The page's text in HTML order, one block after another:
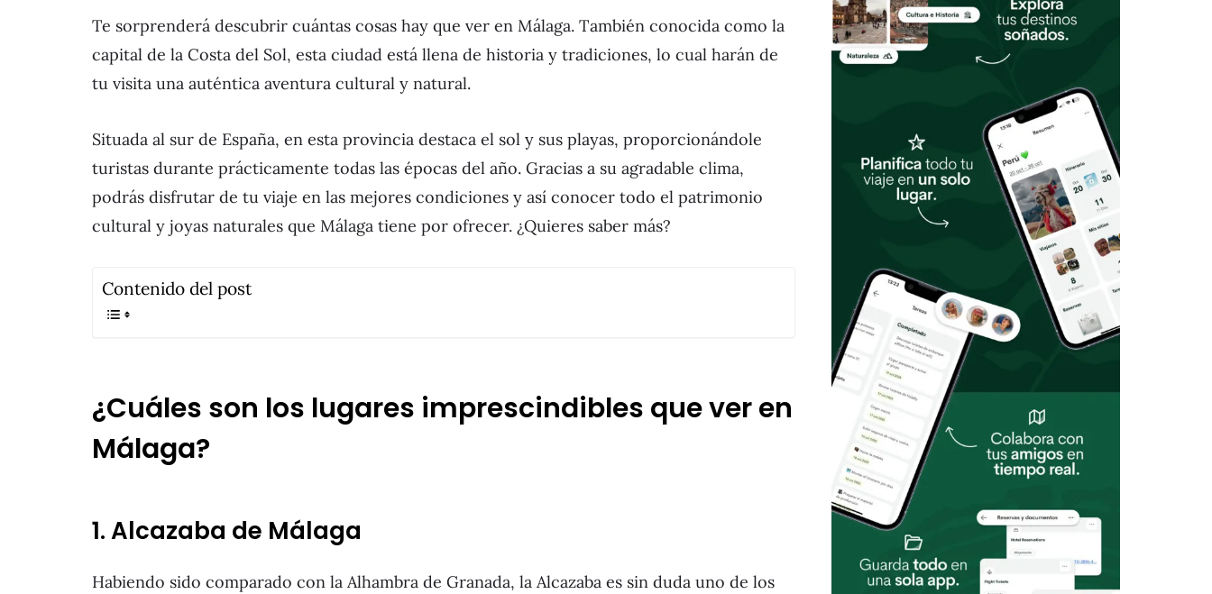
Te sorprenderá descubrir cuántas cosas hay que ver en Málaga. También conocida como la
capital de la Costa del Sol, esta ciudad está llena de historia y tradiciones, lo cual harán de
tu visita una auténtica aventura cultural y natural.
Situada al sur de España, en esta provincia destaca el sol y sus playas, proporcionándole
turistas durante prácticamente todas las épocas del año. Gracias a su agradable clima,
podrás disfrutar de tu viaje en las mejores condiciones y así conocer todo el patrimonio
cultural y joyas naturales que Málaga tiene por ofrecer. ¿Quieres saber más?
Contenido del post
¿Cuáles son los lugares imprescindibles que ver en
Málaga?
1. Alcazaba de Málaga
Habiendo sido comparado con la Alhambra de Granada, la Alcazaba es sin duda uno de los